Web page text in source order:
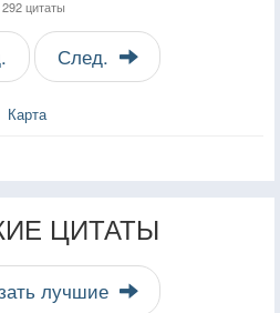
292 цитаты
След.
Карта
ЦИТАТЫ
лучшие